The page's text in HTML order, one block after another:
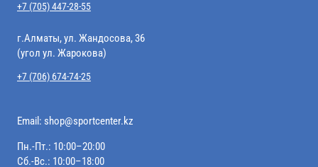
+7 (705) 447-28-55
г.Алматы, ул. Жандосова, 36
(угол ул. Жарокова)
+7 (706) 674-74-25
Email: shop@sportcenter.kz
Пн.-Пт.: 10:00–20:00
Сб.-Вс.: 10:00–18:00